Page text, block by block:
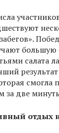
салата
результат
смогла
за две
отдых